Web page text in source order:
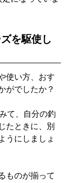
を駆使し
使い方、おす
がでしたか？
て、自分の釣
たときに、別
うにしましょ
ものが揃って